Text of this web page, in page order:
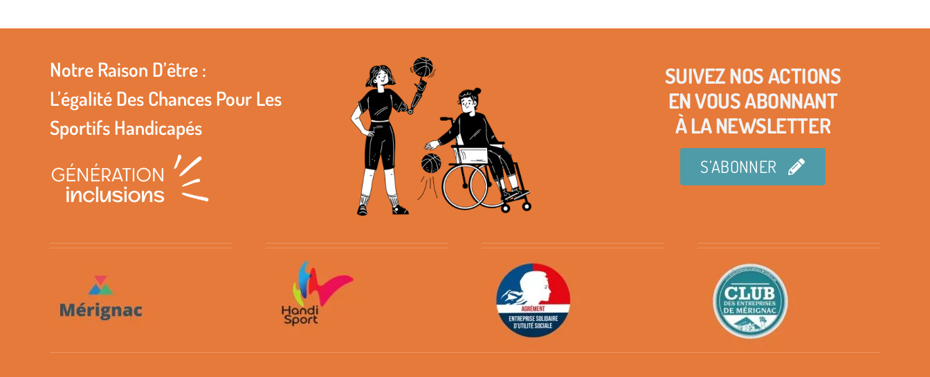
Notre Raison D’être :
L’égalité Des Chances Pour Les
Sportifs Handicapés
SUIVEZ NOS ACTIONS
EN VOUS ABONNANT
À LA NEWSLETTER
S’ABONNER